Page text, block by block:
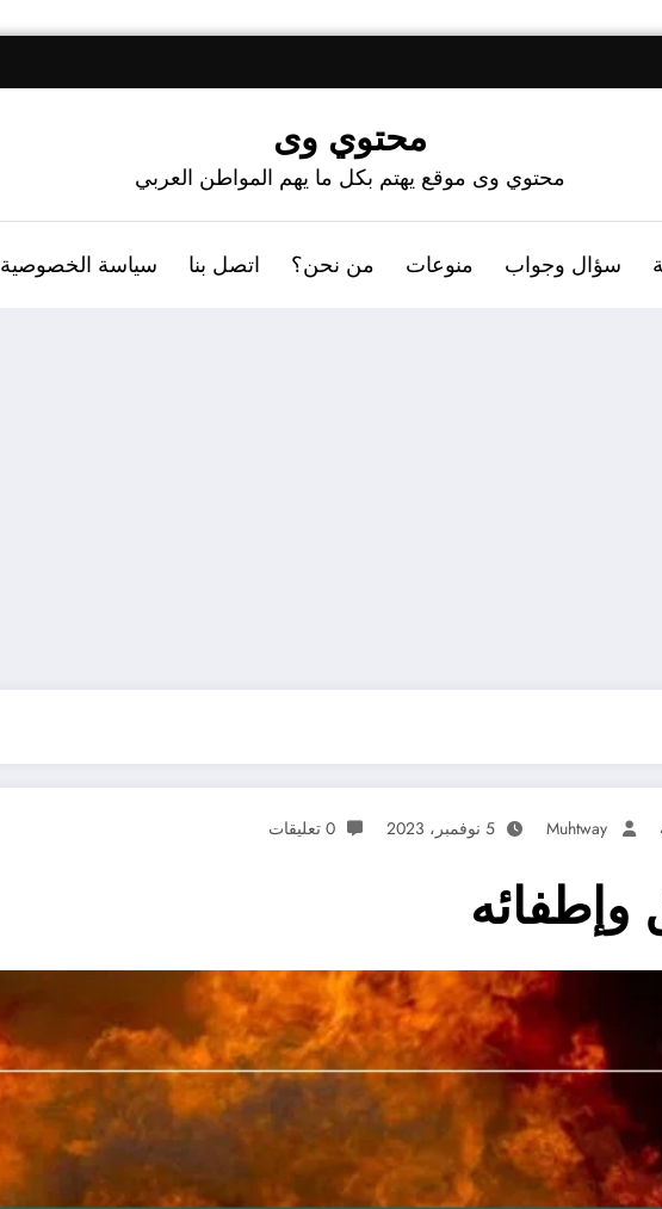
محتوي وى
محتوي وى موقع يهتم بكل ما يهم المواطن العربي
سؤال وجواب منوعات من نحن؟ اتصل بنا سياسة الخصوصية
Muhtway 5 نوفمبر، 2023 0 تعليقات